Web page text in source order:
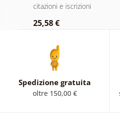
citazioni e iscrizioni
25,58 €
Spedizione gratuita
oltre 150,00 €